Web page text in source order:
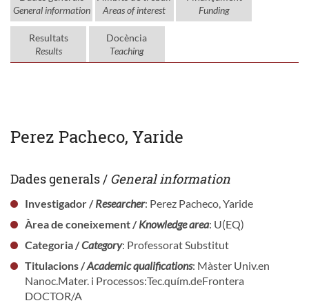
General information
Areas of interest
Funding
Resultats
Results
Docència
Teaching
Perez Pacheco, Yaride
Dades generals / General information
Investigador /Researcher: Perez Pacheco, Yaride
Àrea de coneixement /Knowledge area: U(EQ)
Categoria /Category: Professorat Substitut
Titulacions /Academic qualifications: Màster Univ.en
Nanoc.Mater. i Processos:Tec.quím.deFrontera
DOCTOR/A